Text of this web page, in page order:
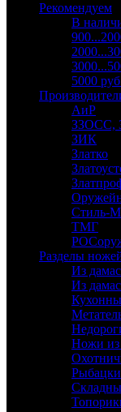
Рекомендуем
В
5000
АиР
ЗЗОСС,
ЗИК
Златко
Стиль-М
ТМГ
Разделы
Из
Из
Ножи из